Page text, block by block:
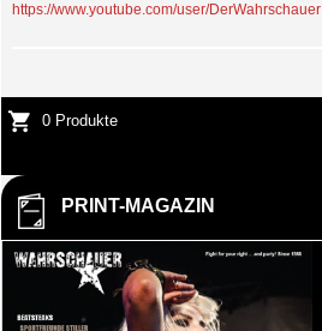
https://www.youtube.com/user/DerWahrschauer
0 Produkte
PRINT-MAGAZIN